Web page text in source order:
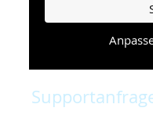
Die schnellste Hilfe
Seite, die die häufig